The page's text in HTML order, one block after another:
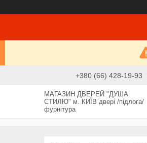
+380 (66) 428-19-93
МАГАЗИН ДВЕРЕЙ "ДУША
СТИЛЮ" м. КИЇВ двері /підлога/
фурнітура